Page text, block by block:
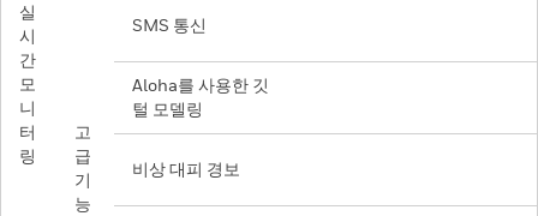
실
시
간
모
니
터
링
고
급
기
능
SMS 통신
Aloha를 사용한 깃
털 모델링
비상 대피 경보